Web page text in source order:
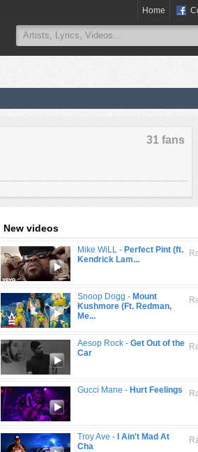
Home
31 fans
New videos
Mike WiLL - Perfect Pint (ft.
Kendrick Lam...
Snoop Dogg - Mount
Kushmore (Ft. Redman,
Me...
Aesop Rock - Get Out of the
Car
Gucci Mane - Hurt Feelings
Troy Ave -
I Ain't Mad At
Cha